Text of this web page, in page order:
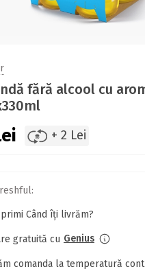
fără alcool cu
+ 2 Lei
Când îți livrăm?
gratuită cu Genius
comanda la temperatură